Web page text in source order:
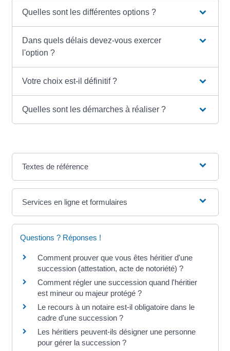
Quelles sont les différentes options ?
Dans quels délais devez-vous exercer
l'option ?
Votre choix est-il définitif ?
Quelles sont les démarches à réaliser ?
Textes de référence
Services en ligne et formulaires
Questions ? Réponses !
Comment prouver que vous êtes héritier d'une
succession (attestation, acte de notoriété) ?
Comment régler une succession quand l'héritier
est mineur ou majeur protégé ?
Le recours à un notaire est-il obligatoire dans le
cadre d'une succession ?
Les héritiers peuvent-ils désigner une personne
pour gérer la succession ?